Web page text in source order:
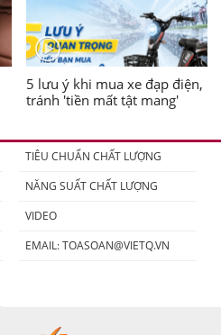
5 lưu ý khi mua xe đạp điện,
tránh 'tiền mất tật mang'
TIÊU CHUẨN CHẤT LƯỢNG
NĂNG SUẤT CHẤT LƯỢNG
VIDEO
EMAIL:TOASOAN@VIETQ.VN